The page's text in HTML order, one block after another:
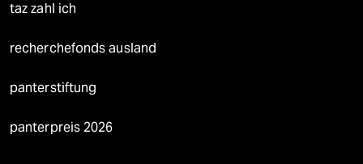
taz zahl ich
recherchefonds ausland
panterstiftung
panterpreis 2026